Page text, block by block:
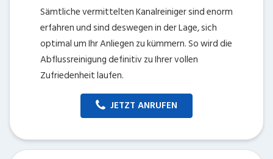
Sämtliche vermittelten Kanalreiniger sind enorm
erfahren und sind deswegen in der Lage, sich
optimal um Ihr Anliegen zu kümmern. So wird die
Abflussreinigung definitiv zu Ihrer vollen
Zufriedenheit laufen.
JETZT ANRUFEN